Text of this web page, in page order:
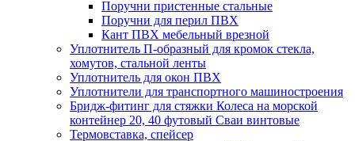
Поручни пристенные стальные
Поручни для перил ПВХ
Кант ПВХ мебельный врезной
Уплотнитель П-образный для кромок стекла,
хомутов, стальной ленты
Уплотнитель для окон ПВХ
Уплотнители для транспортного машиностроения
Бридж-фитинг для стяжки Колеса на морской
контейнер 20, 40 футовый Сваи винтовые
Термовставка, спейсер